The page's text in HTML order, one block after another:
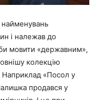
найменувань
і належав до
би мовити «державним»,
колекцію
Наприклад «Посол у
продався у